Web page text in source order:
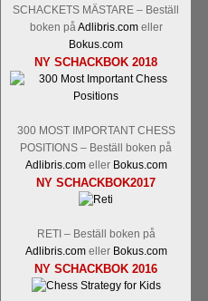
SCHACKETS MÄSTARE – Beställ
boken påAdlibris.comeller
Bokus.com
NY SCHACKBOK 2018
300 MOST IMPORTANT CHESS
POSITIONS – Beställ boken på
Adlibris.comeller Bokus.com
NY SCHACKBOK2017
RETI – Beställ boken på
Adlibris.comeller Bokus.com
NY SCHACKBOK 2016